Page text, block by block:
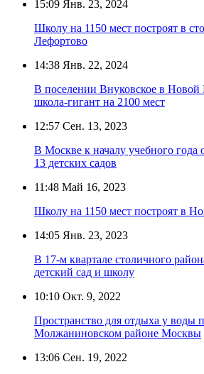
15:09 Янв. 23, 2024
Школу на 1150 мест построят в
Лефортово
14:38 Янв. 22, 2024
В поселении Внуковское в Новой
школа-гигант на 2100 мест
12:57 Сен. 13, 2023
В Москве к началу учебного года
13 детских садов
11:48 Май 16, 2023
Школу на 1150 мест построят в
14:05 Янв. 23, 2023
В 17-м квартале столичного
детский сад и школу
10:10 Окт. 9, 2022
Пространство для отдыха у воды
Молжаниновском районе Москвы
13:06 Сен. 19, 2022